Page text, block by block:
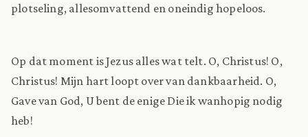
plotseling, allesomvattend en oneindig hopeloos.
Op dat moment is Jezus alles wat telt. O, Christus! O,
Christus! Mijn hart loopt over van dankbaarheid. O,
Gave van God, U bent de enige Die ik wanhopig nodig
heb!